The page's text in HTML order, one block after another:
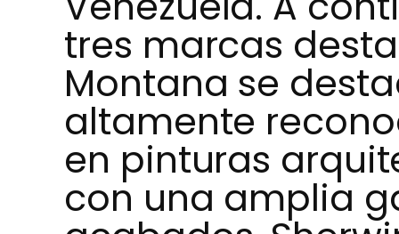
tres marcas
Montana se
altamente
en pinturas
con una amplia